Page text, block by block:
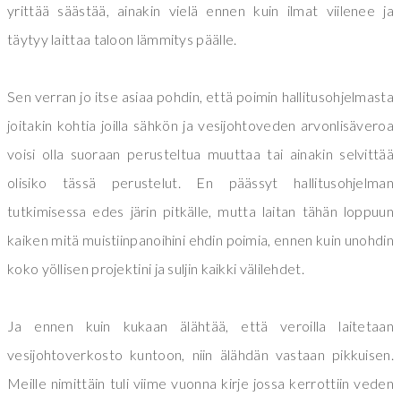
yrittää säästää, ainakin vielä ennen kuin ilmat viilenee ja
täytyy laittaa taloon lämmitys päälle.
Sen verran jo itse asiaa pohdin, että poimin hallitusohjelmasta
joitakin kohtia joilla sähkön ja vesijohtoveden arvonlisäveroa
voisi olla suoraan perusteltua muuttaa tai ainakin selvittää
olisiko tässä perustelut. En päässyt hallitusohjelman
tutkimisessa edes järin pitkälle, mutta laitan tähän loppuun
kaiken mitä muistiinpanoihini ehdin poimia, ennen kuin unohdin
koko yöllisen projektini ja suljin kaikki välilehdet.
Ja ennen kuin kukaan älähtää, että veroilla laitetaan
vesijohtoverkosto kuntoon, niin älähdän vastaan pikkuisen.
Meille nimittäin tuli viime vuonna kirje jossa kerrottiin veden